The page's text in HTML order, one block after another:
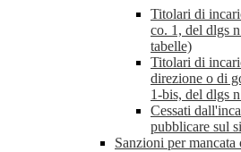
Titolari di
co. 1, del dlgs
tabelle)
Titolari di
direzione o di
1-bis, del dlgs
Cessati
pubblicare sul
Sanzioni per